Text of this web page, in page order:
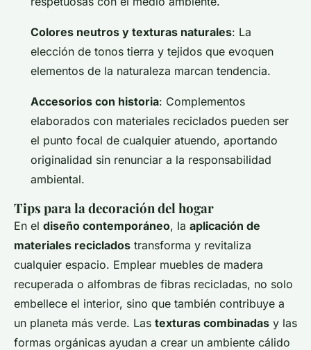
Colores neutros y texturas naturales: La
elección de tonos tierra y tejidos que evoquen
elementos de la naturaleza marcan tendencia.
Accesorios con historia: Complementos
elaborados con materiales reciclados pueden ser
el punto focal de cualquier atuendo, aportando
originalidad sin renunciar a la responsabilidad
ambiental.
Tips para la decoración del hogar
En el diseño contemporáneo, la aplicación de
materiales reciclados transforma y revitaliza
cualquier espacio. Emplear muebles de madera
recuperada o alfombras de fibras recicladas, no solo
embellece el interior, sino que también contribuye a
un planeta más verde. Las texturas combinadas y las
formas orgánicas ayudan a crear un ambiente cálido